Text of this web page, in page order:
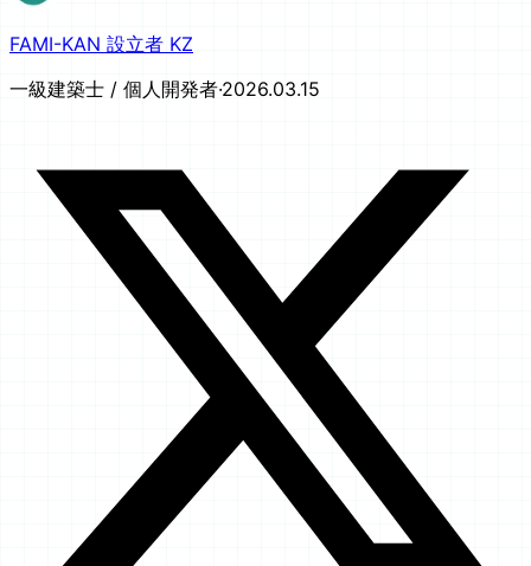
FAMI-KAN 設立者 KZ
一級建築士 / 個人開発者·2026.03.15